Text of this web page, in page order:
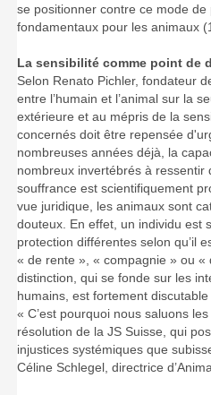
se positionner contre ce mode de
fondamentaux pour les animaux
La sensibilité comme point de
Selon Renato Pichler, fondateur
entre l’humain et l’animal sur la
extérieure et au mépris de la
concernés doit être repensée
nombreuses années déjà, la
nombreux invertébrés à ressentir
souffrance est scientifiquement
vue juridique, les animaux sont
douteux. En effet, un individu est
protection différentes selon qu’il
« de rente », « compagnie » ou «
distinction, qui se fonde sur les
humains, est fortement discutable
« C’est pourquoi nous saluons
résolution de la JS Suisse, qui
injustices systémiques que
Céline Schlegel, directrice